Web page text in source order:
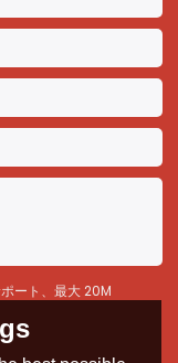
ト、最大 20M